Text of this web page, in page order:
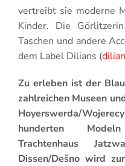
vertreibt sie moderne
Kinder. Die
Taschen und andere
dem Label Dilians (
Zu erleben ist der
zahlreichen Museen
Hoyerswerda/
hunderten
Trachtenhaus
Dissen/Dešno wird